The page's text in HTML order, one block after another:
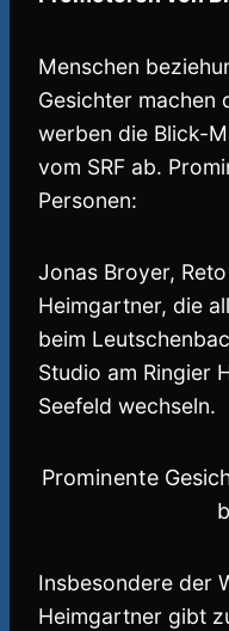
Menschen
Gesichter machen
werben die Blick-
vom SRF ab.
Personen:
Jonas Broyer,
Heimgartner, die
beim
Studio am Ringier
Seefeld wechseln.
Prominente
Insbesondere der
Heimgartner gibt